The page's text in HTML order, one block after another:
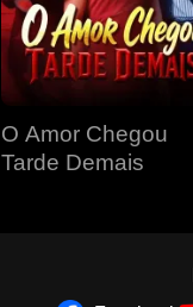
O Amor Chegou
Tarde Demais